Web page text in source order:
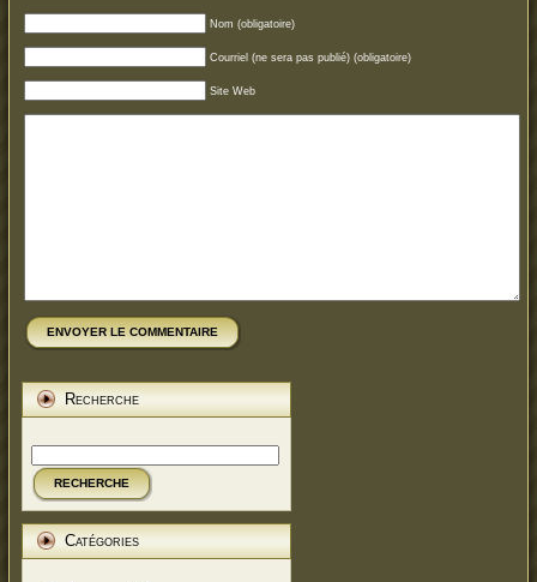
Nom (obligatoire)
Courriel (ne sera pas publié) (obligatoire)
Site Web
ENVOYER LE COMMENTAIRE
Recherche
RECHERCHE
Catégories